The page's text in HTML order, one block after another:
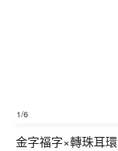
1/6
金字福字×轉珠耳環